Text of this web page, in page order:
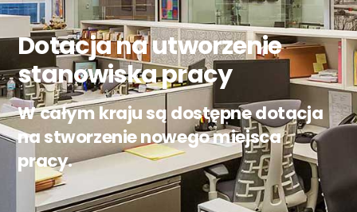
Dotacja na utworzenie
stanowiska pracy
W całym kraju są dostępne dotacja
na stworzenie nowego miejsca
pracy.